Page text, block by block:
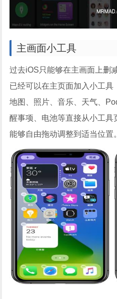
主画面小工具
过去iOS只能够在主画面上删
已经可以在主页面加入小工
地图、照片、音乐、天气、
醒事项、电池等直接从小工具
能够自由拖动调整到适当位置。